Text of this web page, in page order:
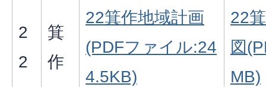
2
2
箕
作
22箕作地域計画
(PDFファイル:24
4.5KB)
22
図
MB)